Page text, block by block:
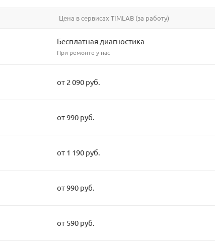
Цена в сервисах TIMLAB (за работу)
Бесплатная диагностика
При ремонте у нас
от 2 090 руб.
от 990 руб.
от 1 190 руб.
от 990 руб.
от 590 руб.